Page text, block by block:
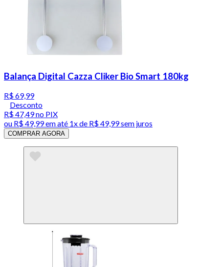
Balança Digital Cazza Cliker Bio Smart 180kg
R$ 69,99
Desconto
R$ 47,49no PIX
ou R$ 49,99em até 1x de R$ 49,99sem juros
COMPRAR AGORA